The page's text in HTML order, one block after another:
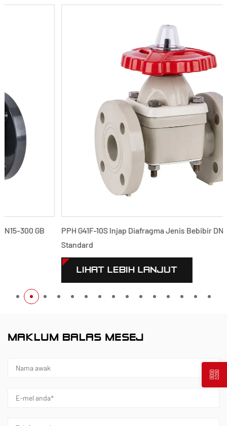
PPH G41F-10S Injap Diafragma Jenis Bebibir DN15-300 GB
LIHAT LEBIH LANJUT
MAKLUM BALAS MESEJ